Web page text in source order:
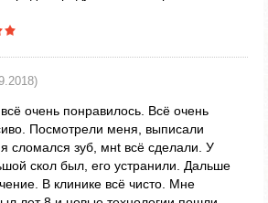
очень понравилось. Всё очень
Посмотрели меня, выписали
сломался зуб, мнt всё сделали. У
скол был, его устранили. Дальше
В клинике всё чисто. Мне